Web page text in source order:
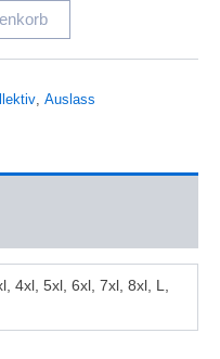
, Auslass
4xl, 5xl, 6xl, 7xl, 8xl, L,